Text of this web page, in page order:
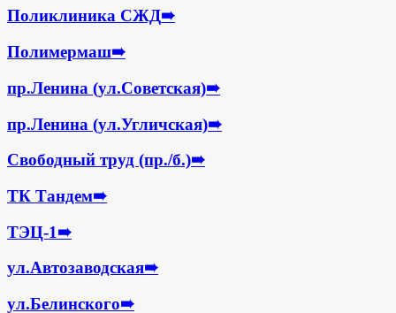
Поликлиника СЖД➠
Полимермаш➠
пр.Ленина (ул.Советская)➠
пр.Ленина (ул.Угличская)➠
Свободный труд (пр./б.)➠
ТК Тандем➠
ТЭЦ-1➠
ул.Автозаводская➠
ул.Белинского➠